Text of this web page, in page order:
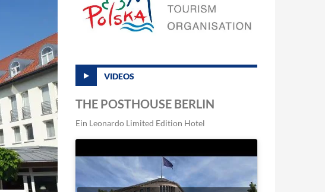
VIDEOS
THE POSTHOUSE BERLIN
Ein Leonardo Limited Edition Hotel